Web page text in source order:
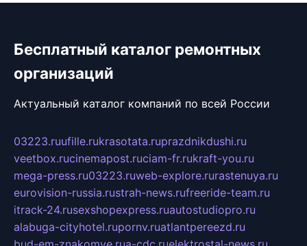
Бесплатный каталог ремонтных
организаций
Актуальный каталог компаний по всей России
03223.ruufille.rukrasotata.ruprazdnikdushi.ru
veetbox.rucinemapost.ruciam-fr.rukraft-you.ru
mega-press.ru03223.ruweb-explore.rurastenuya.ru
eurovision-russia.rustrah-news.rufreeride-team.ru
itrack-24.rusexshopexpress.ruautostudiopro.ru
alabuga-cityhotel.rupornv.ruatlantpereezd.ru